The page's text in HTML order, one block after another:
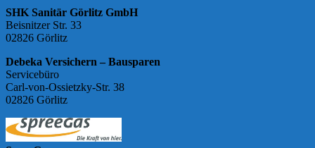
SHK Sanitär Görlitz GmbH
Beisnitzer Str. 33
02826 Görlitz
Debeka Versichern – Bausparen
Servicebüro
Carl-von-Ossietzky-Str. 38
02826 Görlitz